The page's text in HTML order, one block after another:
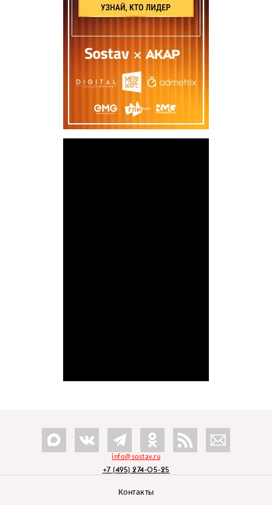
info@sostav.ru
+7 (495) 274-05-25
Контакты